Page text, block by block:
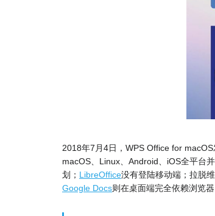
2018年7月4日，WPS Office for
macOS、Linux、Android、iOS全平台
划； LibreOffice没有登陆移动端；拉脱
Google Docs则在桌面端完全依赖浏览器